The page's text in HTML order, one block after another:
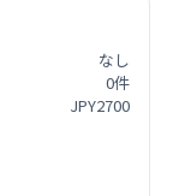
なし
0件
JPY2700